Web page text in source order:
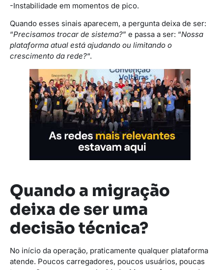
-Instabilidade em momentos de pico.
Quando esses sinais aparecem, a pergunta deixa de ser:
“Precisamos trocar de sistema?” e passa a ser: “Nossa
plataforma atual está ajudando ou limitando o
crescimento da rede?“.
Quando a migração
deixa de ser uma
decisão técnica?
No início da operação, praticamente qualquer plataforma
atende. Poucos carregadores, poucos usuários, poucas